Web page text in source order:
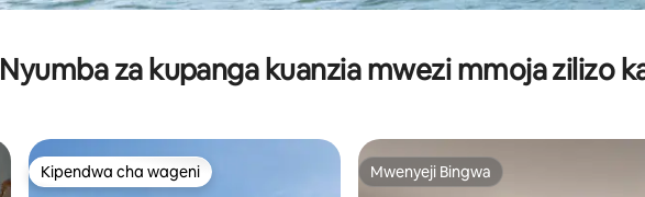
Nyumba za kupanga kuanzia mwezi mmoja zilizo
Kipendwa cha wageni
Kipendwa cha wageni Mwenyeji Bingwa
Mwenyeji Bingwa